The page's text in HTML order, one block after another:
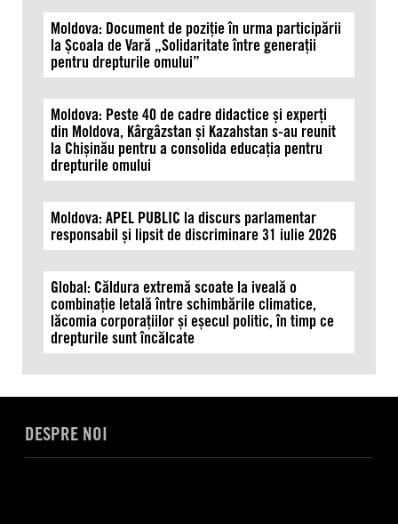
Moldova: Document de poziție în urma participării
la Școala de Vară „Solidaritate între generații
pentru drepturile omului”
Moldova: Peste 40 de cadre didactice și experți
din Moldova, Kârgâzstan și Kazahstan s-au reunit
la Chișinău pentru a consolida educația pentru
drepturile omului
Moldova: APEL PUBLIC la discurs parlamentar
responsabil și lipsit de discriminare 31 iulie 2026
Global: Căldura extremă scoate la iveală o
combinație letală între schimbările climatice,
lăcomia corporațiilor și eșecul politic, în timp ce
drepturile sunt încălcate
DESPRE NOI